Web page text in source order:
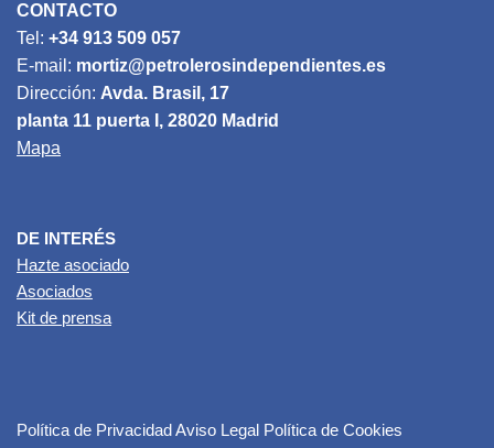
CONTACTO
Tel: +34 913 509 057
E-mail: mortiz@petrolerosindependientes.es
Dirección: Avda. Brasil, 17
planta 11 puerta I, 28020 Madrid
Mapa
DE INTERÉS
Hazte asociado
Asociados
Kit de prensa
Política de PrivacidadAviso Legal Política de Cookies